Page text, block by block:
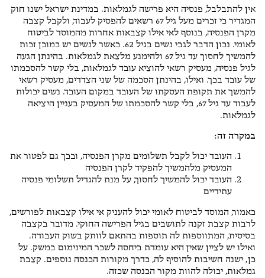
אין להתבלבל, פנסיה היא פרישה לגמלאות. במדינת ישראל ישנו חוק
המגדיר כי זכרים מעל גיל 67 רשאים להפסיק לעבוד, ולקבל קצבה
מקרן הפנסיה, בנוסף לאי אילו קצבאות אחרות מהמוסד לביטוח
לאומי. נכון הדבר לגבי נשים בגיל 62. כאשר לנשים יש כמובן זכות
להמשיך לחסוך עד גיל 67 ולהימנע מלצאת לגמלאות. בהינתן הגעה
לגיל פנסיה, מעסיק רשאי להוציא עובד לגמלאות, בלי קשר להסכמתו
של עובד בכך. ואילו, בהינתן הסכמה של שני הצדדים, מעסיק רשאי
להמשך את תקופת העסקתו של העובד במקום העובד. נשים יכולות
לעבוד עד גיל 67, בלי קשר להסכמתו של המעסיק בעניין היציאה
לגמלאות.
במקרה זה:
העובד יכול לקבל תשלומים מקרן הפנסיה, ובכך גם לפטור את
המעסיק מלהמשיך להפקיד לקרן הפנסיה
העובד יכול להמשיך לחסוך, על מנת להגדיל תשלומי פנסיה
עתידיים
כאמור, המוסד לביטוח לאומי יכול להעניק אי אילו קצבאות לפורשים,
לרבות קצבת זקנה לתושבים בגיל הפרישה החוקי. מדובר בקצבה
בסיסית, המתווספות לה תוספות בהתאם לוותק בשוק העבודה.
ואילו יש לציין שאין היא עומדת ביחסה לשכר המינימום במשק. על
כן, ישנה חשיבות להוסיף לה, כדרך מקורות הכנסה נוספים. קצבת
גמלאות, יכולה להוות מקור הכנסה שכזה.